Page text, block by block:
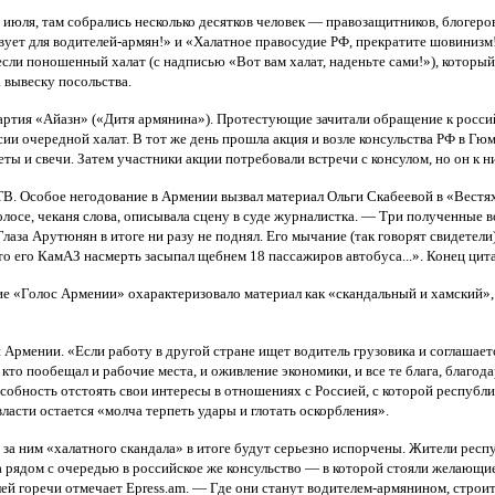
там собрались несколько десятков человек — правозащитников,
для водителей-армян!» и «Халатное правосудие РФ, прекратите
поношенный халат (с надписью «Вот вам халат, наденьте сами!»),
посольства.
«Айазн» («Дитя армянина»). Протестующие зачитали обращение к
очередной халат. В тот же день прошла акция и возле консульства РФ в
и свечи. Затем участники акции потребовали встречи с консулом, но он к
негодование в Армении вызвал материал Ольги Скабеевой в
чеканя слова, описывала сцену в суде журналистка. — Три
Арутюнян в итоге ни разу не поднял. Его мычание (так говорят
КамАЗ насмерть засыпал щебнем 18 пассажиров автобуса...». Конец
«Голос Армении» охарактеризовало материал как «скандальный и
«Если работу в другой стране ищет водитель грузовика и
пообещал и рабочие места, и оживление экономики, и все те блага,
отстоять свои интересы в отношениях с Россией, с которой
остается «молча терпеть удары и глотать оскорбления».
ним «халатного скандала» в итоге будут серьезно испорчены. Жители
с очередью в российское же консульство — в которой стояли
горечи отмечает Epress.am. — Где они станут водителем-армянином,